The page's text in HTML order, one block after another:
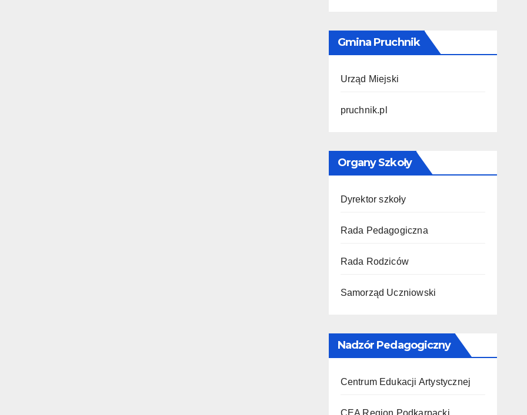
Gmina Pruchnik
Urząd Miejski
pruchnik.pl
Organy Szkoły
Dyrektor szkoły
Rada Pedagogiczna
Rada Rodziców
Samorząd Uczniowski
Nadzór Pedagogiczny
Centrum Edukacji Artystycznej
CEA Region Podkarpacki